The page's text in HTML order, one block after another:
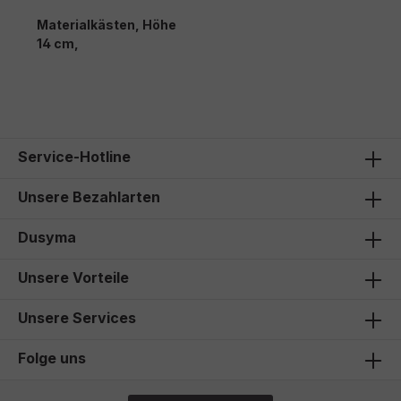
Materialkästen, Höhe
14 cm,
Service-Hotline
Unsere Bezahlarten
Dusyma
Unsere Vorteile
Unsere Services
Folge uns